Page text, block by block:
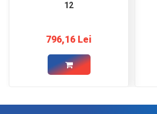
12
796,16 Lei